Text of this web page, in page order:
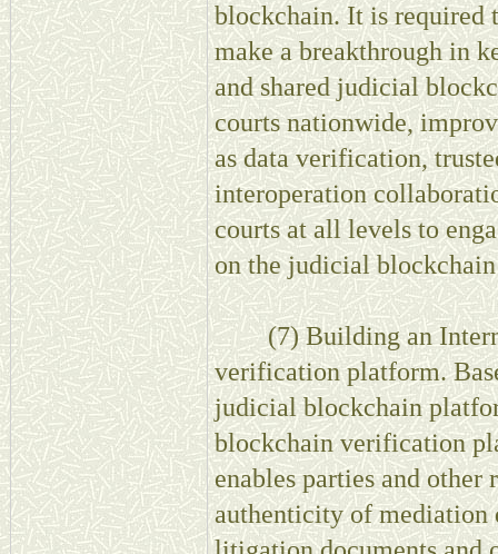
blockchain. It is required
make a breakthrough in
and shared judicial
courts nationwide,
as data verification,
interoperation
courts at all levels to
on the judicial
(7) Building an
verification platform.
judicial blockchain
blockchain verification
enables parties and
authenticity of mediation